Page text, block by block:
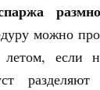
можно
если